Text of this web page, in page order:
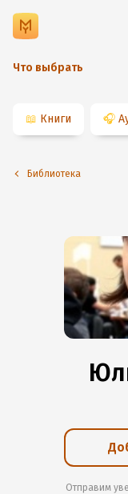
Что выбрать
📖 Книги 🎧
Библиотека
Отправим